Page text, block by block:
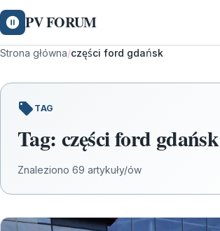
PV FORUM
Strona główna/części ford gdańsk
TAG
Tag: części ford gdańsk
Znaleziono 69 artykuły/ów